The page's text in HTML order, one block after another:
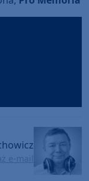
e-mail